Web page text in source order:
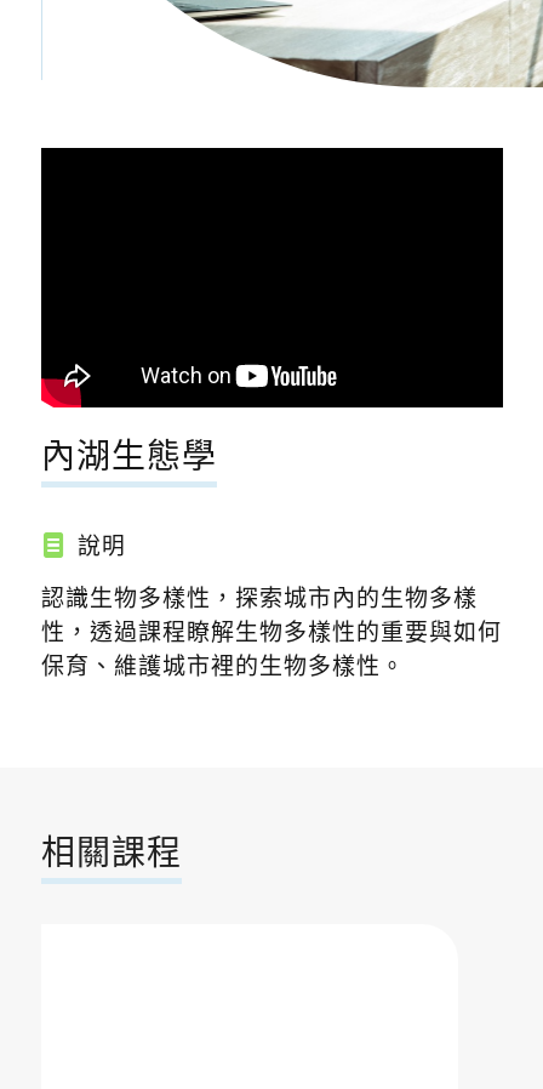
內湖生態學
說明
認識生物多樣性，探索城市內的生物多樣
性，透過課程瞭解生物多樣性的重要與如何
保育、維護城市裡的生物多樣性。
相關課程